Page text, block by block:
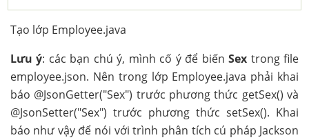
Tạo lớp Employee.java
Lưu ý: các bạn chú ý, mình cố ý để biếnSex trong file
employee.json. Nên trong lớp Employee.java phải khai
báo @JsonGetter("Sex") trước phương thức getSex() và
@JsonSetter("Sex") trước phương thức setSex(). Khai
báo như vậy để nói với trình phân tích cú pháp Jackson